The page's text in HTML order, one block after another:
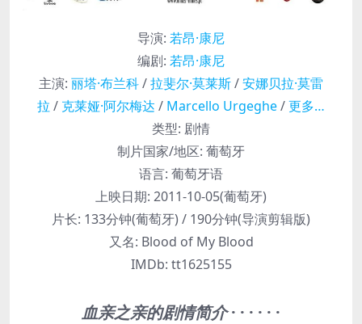
导演: 若昂·康尼
编剧: 若昂·康尼
主演: 丽塔·布兰科/拉斐尔·莫莱斯/安娜贝拉·莫雷
拉 / 克莱娅·阿尔梅达 / Marcello Urgeghe/更多…
类型: 剧情
制片国家/地区: 葡萄牙
语言: 葡萄牙语
上映日期: 2011-10-05(葡萄牙)
片长: 133分钟(葡萄牙) / 190分钟(导演剪辑版)
又名: Blood of My Blood
IMDb: tt1625155
血亲之亲的剧情简介· · · · · ·